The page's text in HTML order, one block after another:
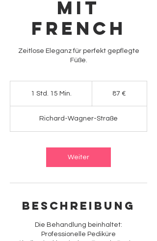
mit
French
Zeitlose Eleganz für perfekt gepflegte
Füße.
1 Std. 15 Min.
d
1
M
i
n
87 €
Richard-Wagner-Straße
Weiter
Beschreibung
Die Behandlung beinhaltet:
Professionelle Pediküre